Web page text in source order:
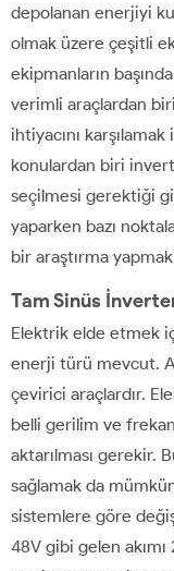
depolanan enerjiyi
olmak üzere çeşitli
ekipmanların
verimli araçlardan
ihtiyacını
konulardan biri
seçilmesi gerektiği
yaparken bazı
bir araştırma
Tam Sinüs
Elektrik elde etmek
enerji türü mevcut.
çevirici araçlardır.
belli gerilim ve
aktarılması gerekir.
sağlamak da
sistemlere göre
48V gibi gelen